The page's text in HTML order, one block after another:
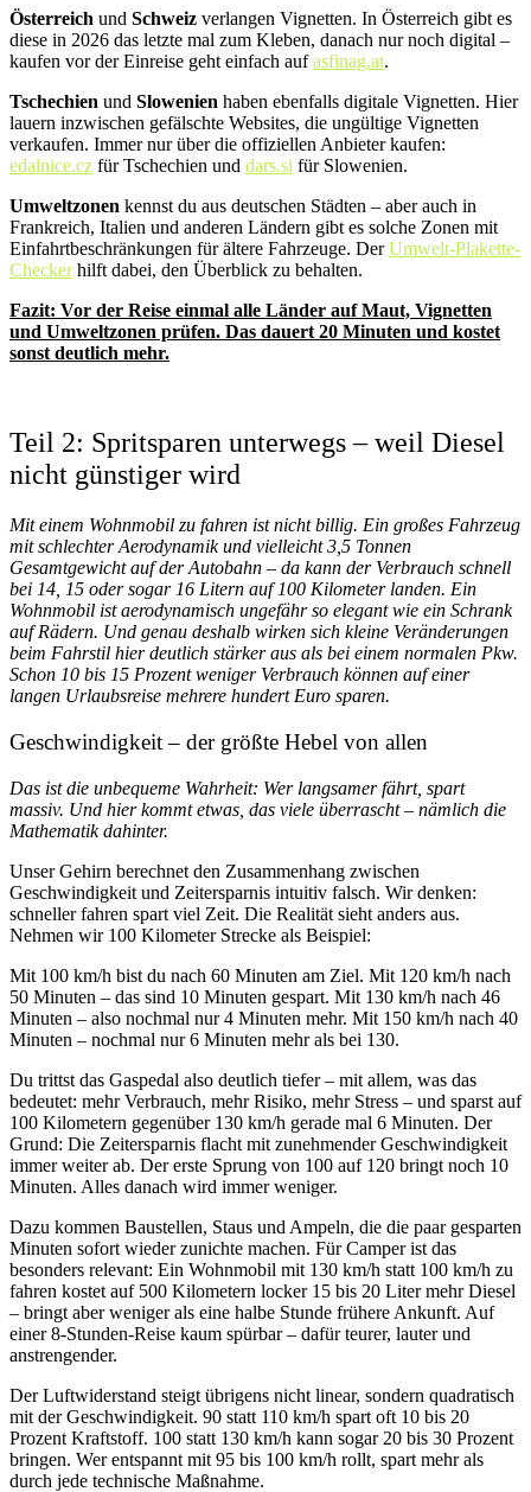
Österreich und Schweiz verlangen Vignetten. In Österreich gibt es
diese in 2026 das letzte mal zum Kleben, danach nur noch digital –
kaufen vor der Einreise geht einfach aufasfinag.at.
Tschechien und Slowenien haben ebenfalls digitale Vignetten. Hier
lauern inzwischen gefälschte Websites, die ungültige Vignetten
verkaufen. Immer nur über die offiziellen Anbieter kaufen:
edalnice.cz für Tschechien und dars.si für Slowenien.
Umweltzonen kennst du aus deutschen Städten – aber auch in
Frankreich, Italien und anderen Ländern gibt es solche Zonen mit
Einfahrtbeschränkungen für ältere Fahrzeuge. DerUmwelt-Plakette-
Checkerhilft dabei, den Überblick zu behalten.
Fazit: Vor der Reise einmal alle Länder auf Maut, Vignetten
und Umweltzonen prüfen. Das dauert 20 Minuten und kostet
sonst deutlich mehr.
Teil 2: Spritsparen unterwegs – weil Diesel
nicht günstiger wird
Mit einem Wohnmobil zu fahren ist nicht billig. Ein großes Fahrzeug
mit schlechter Aerodynamik und vielleicht 3,5 Tonnen
Gesamtgewicht auf der Autobahn – da kann der Verbrauch schnell
bei 14, 15 oder sogar 16 Litern auf 100 Kilometer landen. Ein
Wohnmobil ist aerodynamisch ungefähr so elegant wie ein Schrank
auf Rädern. Und genau deshalb wirken sich kleine Veränderungen
beim Fahrstil hier deutlich stärker aus als bei einem normalen Pkw.
Schon 10 bis 15 Prozent weniger Verbrauch können auf einer
langen Urlaubsreise mehrere hundert Euro sparen.
Geschwindigkeit – der größte Hebel von allen
Das ist die unbequeme Wahrheit: Wer langsamer fährt, spart
massiv. Und hier kommt etwas, das viele überrascht – nämlich die
Mathematik dahinter.
Unser Gehirn berechnet den Zusammenhang zwischen
Geschwindigkeit und Zeitersparnis intuitiv falsch. Wir denken:
schneller fahren spart viel Zeit. Die Realität sieht anders aus.
Nehmen wir 100 Kilometer Strecke als Beispiel:
Mit 100 km/h bist du nach 60 Minuten am Ziel. Mit 120 km/h nach
50 Minuten – das sind 10 Minuten gespart. Mit 130 km/h nach 46
Minuten – also nochmal nur 4 Minuten mehr. Mit 150 km/h nach 40
Minuten – nochmal nur 6 Minuten mehr als bei 130.
Du trittst das Gaspedal also deutlich tiefer – mit allem, was das
bedeutet: mehr Verbrauch, mehr Risiko, mehr Stress – und sparst auf
100 Kilometern gegenüber 130 km/h gerade mal 6 Minuten. Der
Grund: Die Zeitersparnis flacht mit zunehmender Geschwindigkeit
immer weiter ab. Der erste Sprung von 100 auf 120 bringt noch 10
Minuten. Alles danach wird immer weniger.
Dazu kommen Baustellen, Staus und Ampeln, die die paar gesparten
Minuten sofort wieder zunichte machen. Für Camper ist das
besonders relevant: Ein Wohnmobil mit 130 km/h statt 100 km/h zu
fahren kostet auf 500 Kilometern locker 15 bis 20 Liter mehr Diesel
– bringt aber weniger als eine halbe Stunde frühere Ankunft. Auf
einer 8-Stunden-Reise kaum spürbar – dafür teurer, lauter und
anstrengender.
Der Luftwiderstand steigt übrigens nicht linear, sondern quadratisch
mit der Geschwindigkeit. 90 statt 110 km/h spart oft 10 bis 20
Prozent Kraftstoff. 100 statt 130 km/h kann sogar 20 bis 30 Prozent
bringen. Wer entspannt mit 95 bis 100 km/h rollt, spart mehr als
durch jede technische Maßnahme.